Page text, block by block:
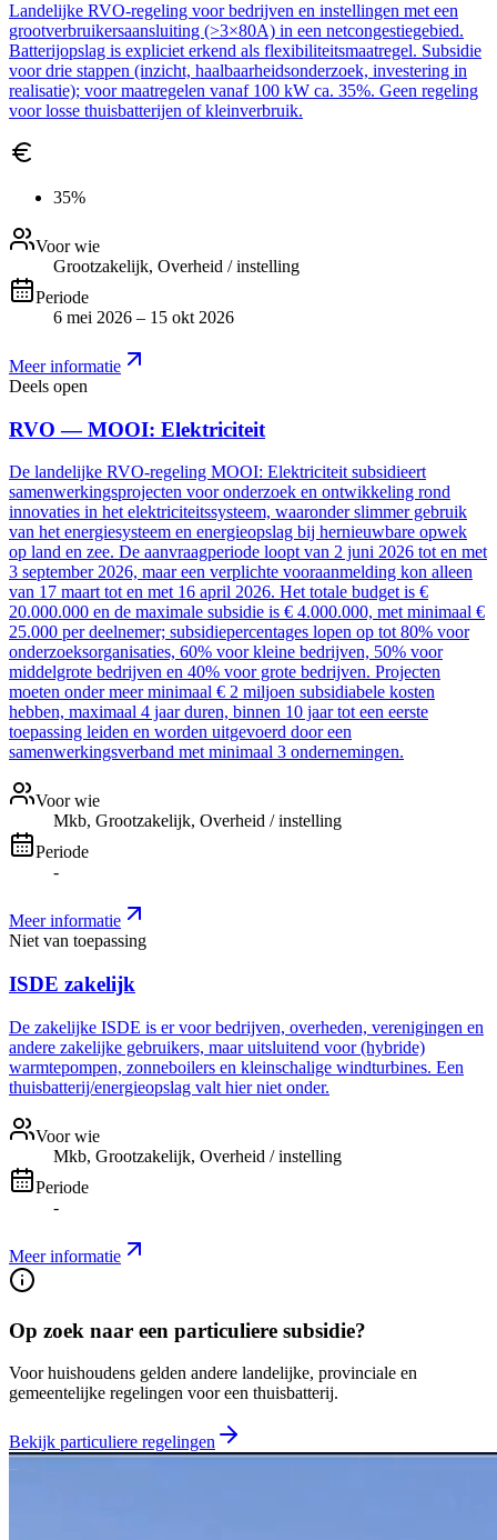
Landelijke RVO-regeling voor bedrijven en instellingen met een
grootverbruikersaansluiting (>3×80A) in een netcongestiegebied.
Batterijopslag is expliciet erkend als flexibiliteitsmaatregel. Subsidie
voor drie stappen (inzicht, haalbaarheidsonderzoek, investering in
realisatie); voor maatregelen vanaf 100 kW ca. 35%. Geen regeling
voor losse thuisbatterijen of kleinverbruik.
35%
Voor wie
Grootzakelijk, Overheid / instelling
Periode
6 mei 2026 – 15 okt 2026
Meer informatie
Deels open
RVO — MOOI: Elektriciteit
De landelijke RVO-regeling MOOI: Elektriciteit subsidieert
samenwerkingsprojecten voor onderzoek en ontwikkeling rond
innovaties in het elektriciteitssysteem, waaronder slimmer gebruik
van het energiesysteem en energieopslag bij hernieuwbare opwek
op land en zee. De aanvraagperiode loopt van 2 juni 2026 tot en met
3 september 2026, maar een verplichte vooraanmelding kon alleen
van 17 maart tot en met 16 april 2026. Het totale budget is €
20.000.000 en de maximale subsidie is € 4.000.000, met minimaal €
25.000 per deelnemer; subsidiepercentages lopen op tot 80% voor
onderzoeksorganisaties, 60% voor kleine bedrijven, 50% voor
middelgrote bedrijven en 40% voor grote bedrijven. Projecten
moeten onder meer minimaal € 2 miljoen subsidiabele kosten
hebben, maximaal 4 jaar duren, binnen 10 jaar tot een eerste
toepassing leiden en worden uitgevoerd door een
samenwerkingsverband met minimaal 3 ondernemingen.
Voor wie
Mkb, Grootzakelijk, Overheid / instelling
Periode
-
Meer informatie
Niet van toepassing
ISDE zakelijk
De zakelijke ISDE is er voor bedrijven, overheden, verenigingen en
andere zakelijke gebruikers, maar uitsluitend voor (hybride)
warmtepompen, zonneboilers en kleinschalige windturbines. Een
thuisbatterij/energieopslag valt hier niet onder.
Voor wie
Mkb, Grootzakelijk, Overheid / instelling
Periode
-
Meer informatie
Op zoek naar een particuliere subsidie?
Voor huishoudens gelden andere landelijke, provinciale en
gemeentelijke regelingen voor een thuisbatterij.
Bekijk particuliere regelingen